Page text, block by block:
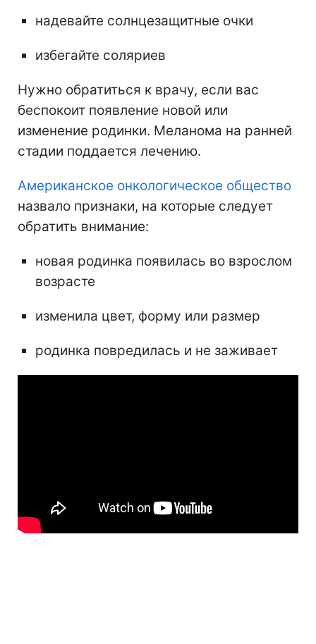
надевайте солнцезащитные очки
избегайте соляриев
Нужно обратиться к врачу, если вас
беспокоит появление новой или
изменение родинки. Меланома на ранней
стадии поддается лечению.
Американское онкологическое общество
назвало признаки, на которые следует
обратить внимание:
новая родинка появилась во взрослом
возрасте
изменила цвет, форму или размер
родинка повредилась и не заживает